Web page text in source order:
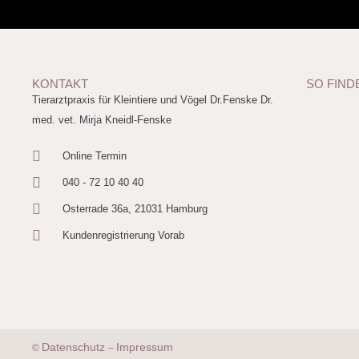
KONTAKT
Tierarztpraxis für Kleintiere und Vögel Dr.Fenske Dr.
med. vet. Mirja Kneidl-Fenske
Online Termin
040 - 72 10 40 40
Osterrade 36a, 21031 Hamburg
Kundenregistrierung Vorab
SO
© Datenschutz – Impressum